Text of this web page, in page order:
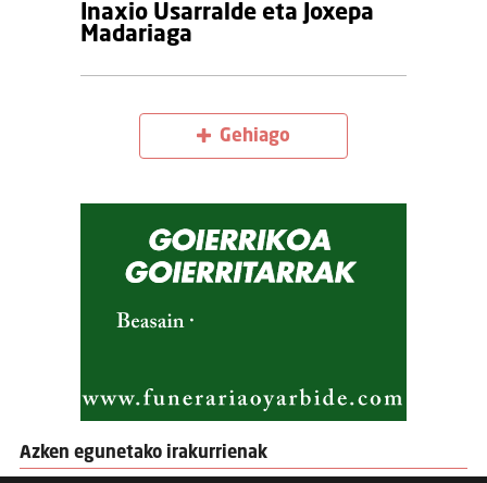
Inaxio Usarralde eta Joxepa
Madariaga
Gehiago
Azken egunetako irakurrienak